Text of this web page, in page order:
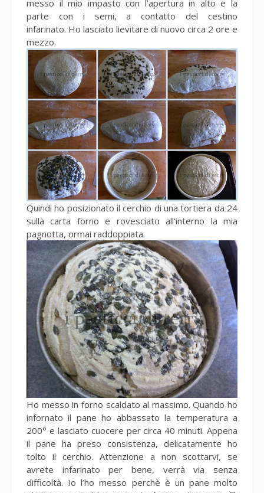
messo il mio impasto con l’apertura in alto e la
parte con i semi, a contatto del cestino
infarinato. Ho lasciato lievitare di nuovo circa 2 ore e
mezzo.
Quindi ho posizionato il cerchio di una tortiera da 24
sulla carta forno e rovesciato all’interno la mia
pagnotta, ormai raddoppiata.
Ho messo in forno scaldato al massimo. Quando ho
infornato il pane ho abbassato la temperatura a
200° e lasciato cuocere per circa 40 minuti. Appena
il pane ha preso consistenza, delicatamente ho
tolto il cerchio. Attenzione a non scottarvi, se
avrete infarinato per bene, verrà via senza
difficoltà. Io l’ho messo perchè è un pane molto